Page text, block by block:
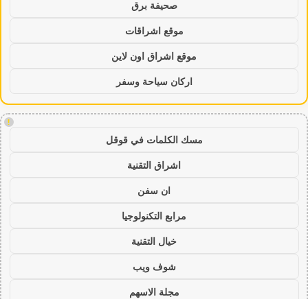
صحيفة برق
موقع اشراقات
موقع اشراق اون لاين
اركان سياحة وسفر
!
مسك الكلمات في قوقل
اشراق التقنية
ان سفن
مرابع التكنولوجيا
خيال التقنية
شوف ويب
مجلة الاسهم